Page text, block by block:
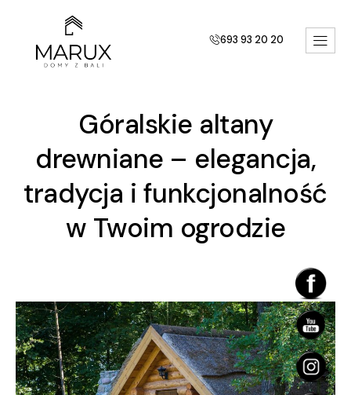
693 93 20 20
Góralskie altany
drewniane – elegancja,
tradycja i funkcjonalność
w Twoim ogrodzie